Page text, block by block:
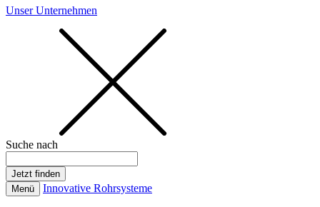
Unser Unternehmen
Suche nach
Menü Innovative Rohrsysteme